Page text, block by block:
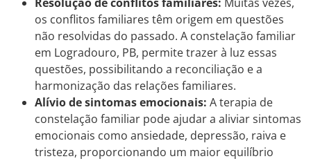
os conflitos familiares têm origem em questões
não resolvidas do passado. A constelação familiar
em Logradouro, PB, permite trazer à luz essas
questões, possibilitando a reconciliação e a
harmonização das relações familiares.
Alívio de sintomas emocionais: A terapia de
constelação familiar pode ajudar a aliviar sintomas
emocionais como ansiedade, depressão, raiva e
tristeza, proporcionando um maior equilíbrio